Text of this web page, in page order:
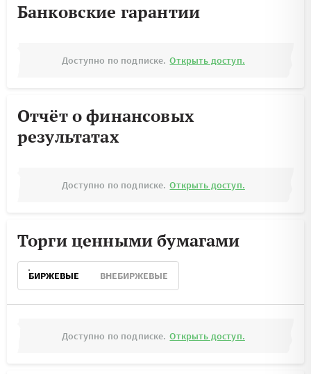
Банковские гарантии
Доступно по подписке. Открыть доступ.
Отчёт о финансовых
результатах
Доступно по подписке. Открыть доступ.
Торги ценными бумагами
БИРЖЕВЫЕ ВНЕБИРЖЕВЫЕ
Доступно по подписке. Открыть доступ.